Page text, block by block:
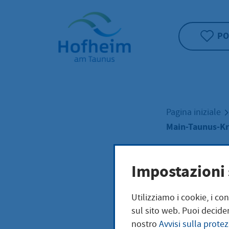
Home"
Pagina iniziale
Main-Taunus-
für
Utilizziamo i cookie, i
sul sito web. Puoi
nostro Avvisi sulla